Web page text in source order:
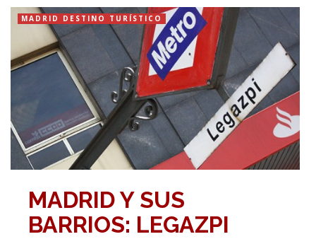
MADRID DESTINO TURÍSTICO
MADRID Y SUS
BARRIOS: LEGAZPI